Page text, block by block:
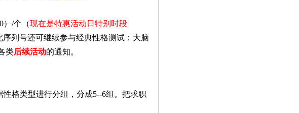
）/个（现在是特惠活动日特别时段
序列号还可继续参与经典性格测试：大脑
类后续活动的通知。
格类型进行分组，分成5--6组。把求职